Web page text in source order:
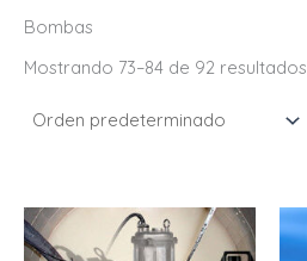
Bombas
Mostrando 73–84 de 92 resultados